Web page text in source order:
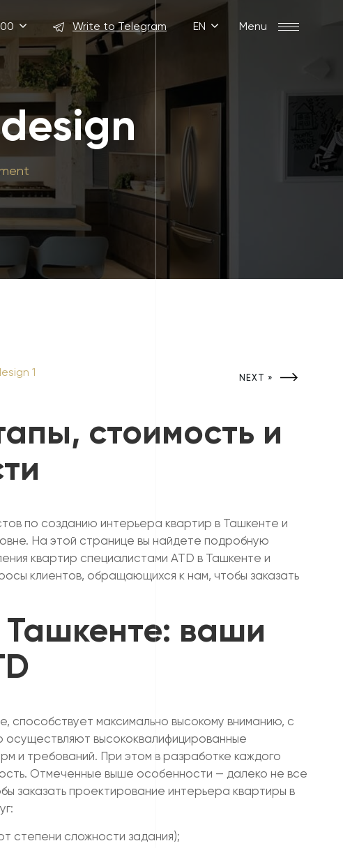
Write to Telegram EN Menu
NEXT »
стоимость и
по созданию интерьера квартир в Ташкенте и
На этой странице вы найдете подробную
квартир специалистами ATD в Ташкенте и
клиентов, обращающихся к нам, чтобы заказать
Ташкенте: ваши
максимально высокому вниманию, с
осуществляют высококвалифицированные
и требований. При этом в разработке каждого
Отмеченные выше особенности — далеко не все
заказать проектирование интерьера квартиры в
степени сложности задания);